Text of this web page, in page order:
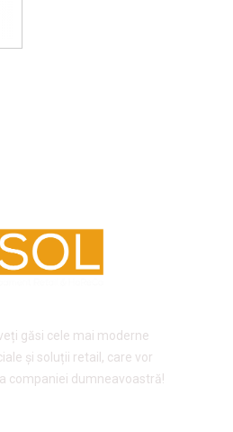
găsi cele mai moderne
și soluții retail, care vor
companiei dumneavoastră!